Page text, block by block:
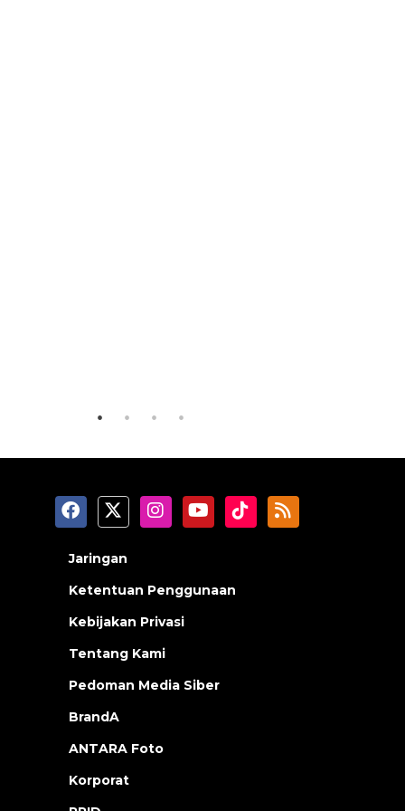
Jaringan
Ketentuan Penggunaan
Kebijakan Privasi
Tentang Kami
Pedoman Media Siber
BrandA
ANTARA Foto
Korporat